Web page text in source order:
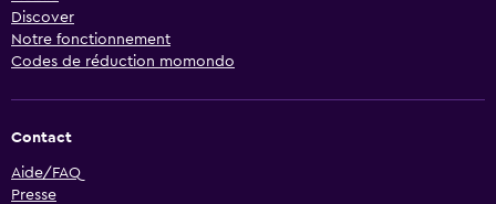
Discover
Notre fonctionnement
Codes de réduction momondo
Contact
Aide/FAQ
Presse